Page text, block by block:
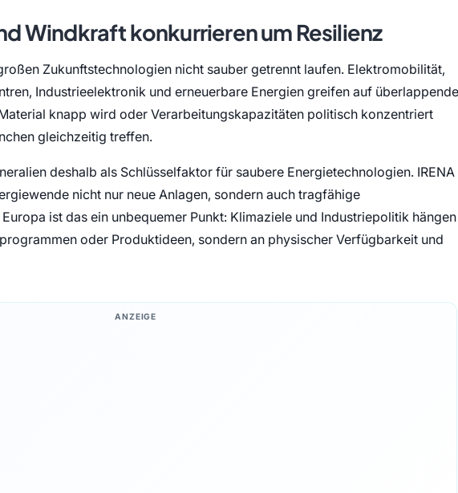
Windkraft konkurrieren um Resilienz
Zukunftstechnologien nicht sauber getrennt laufen. Elektromobilität,
Industrieelektronik und erneuerbare Energien greifen auf überlappende
knapp wird oder Verarbeitungskapazitäten politisch konzentriert
gleichzeitig treffen.
deshalb als Schlüsselfaktor für saubere Energietechnologien. IRENA
nicht nur neue Anlagen, sondern auch tragfähige
ist das ein unbequemer Punkt: Klimaziele und Industriepolitik hängen
oder Produktideen, sondern an physischer Verfügbarkeit und
ANZEIGE